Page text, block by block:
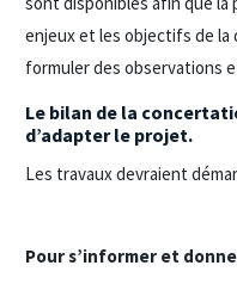
enjeux et les objectifs de la
formuler des observations
Le bilan de la
d’adapter le projet.
Les travaux devraient
Pour s’informer et